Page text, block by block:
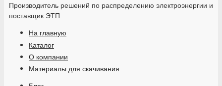
Производитель решений по распределению электроэнергии и
поставщик ЭТП
На главную
Каталог
О компании
Материалы для скачивания